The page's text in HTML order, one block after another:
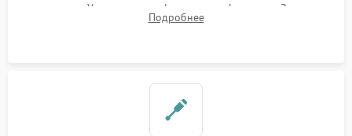
поправок. Устранение люфтов в трансфокаторе. Замена
поврежденных линз, разбитой сетки или восстановление
Подробнее